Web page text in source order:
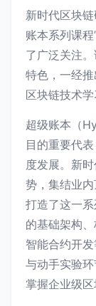
新时代区块
账本系列课
了广泛关注
特色，一经
区块链技术学
超级账本（
目的重要代
度发展。新
势，集结业
打造了这一
的基础架构
智能合约开
与动手实验
掌握企业级区